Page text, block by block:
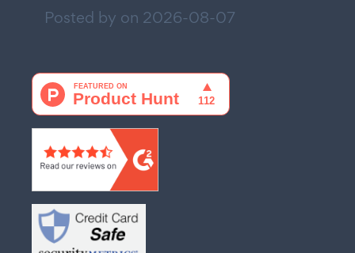
Posted by on 2026-08-07